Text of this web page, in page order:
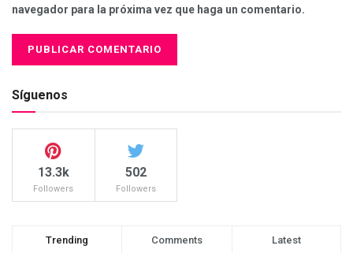
navegador para la próxima vez que haga un comentario.
Síguenos
13.3k
Followers
502
Followers
Trending Comments Latest